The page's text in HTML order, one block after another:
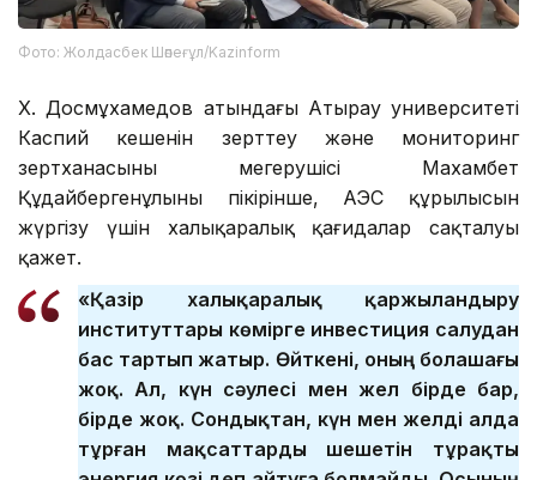
Фото: Жолдасбек Шөпеғұл/Kazinform
Х. Досмұхамедов атындағы Атырау университеті
Каспий кешенін зерттеу және мониторинг
зертханасының меңгерушісі Махамбет
Құдайбергенұлының пікірінше, АЭС құрылысын
жүргізу үшін халықаралық қағидалар сақталуы
қажет.
«Қазір халықаралық қаржыландыру
институттары көмірге инвестиция салудан
бас тартып жатыр. Өйткені, оның болашағы
жоқ. Ал, күн сәулесі мен жел бірде бар,
бірде жоқ. Сондықтан, күн мен желді алда
тұрған мақсаттарды шешетін тұрақты